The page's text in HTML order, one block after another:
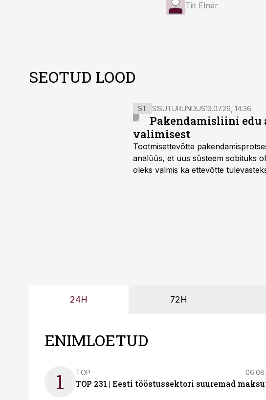
Tiit Elner
SEOTUD LOOD
ST SISUTURUNDUS13.07.26, 14:36
Pakendamisliini edu
valimisest
Tootmisettevõtte
analüüs, et uus süsteem sobituks
oleks valmis ka ettevõtte
24H 72H
ENIMLOETUD
1 TOP
TOP 231 | Eesti tööstussektori suuremad